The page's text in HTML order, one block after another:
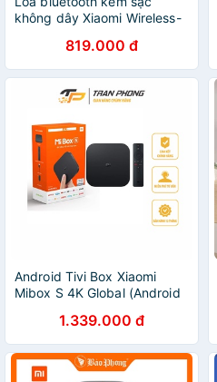
không dây Xiaomi Wireless-
Mới 100% Bảo hành 12 tháng
819.000 đ
Android Tivi Box Xiaomi
Mibox S 4K Global (Android
- Bảo hành 12 tháng
1.339.000 đ